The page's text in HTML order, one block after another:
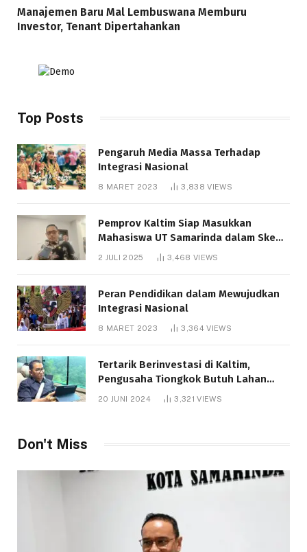
Manajemen Baru Mal Lembuswana Memburu
Investor, Tenant Dipertahankan
Top Posts
Pengaruh Media Massa Terhadap
Integrasi Nasional
8 MARET 2023 3,838VIEWS
Pemprov Kaltim Siap Masukkan
Mahasiswa UT Samarinda dalam Skema
Bantuan Pendidikan Gratispol
2 JULI 2025 3,468 VIEWS
Peran Pendidikan dalam Mewujudkan
Integrasi Nasional
8 MARET 2023 3,364VIEWS
Tertarik Berinvestasi di Kaltim,
Pengusaha Tiongkok Butuh Lahan
1.000 Hektare
20 JUNI 2024 3,321VIEWS
Don't Miss